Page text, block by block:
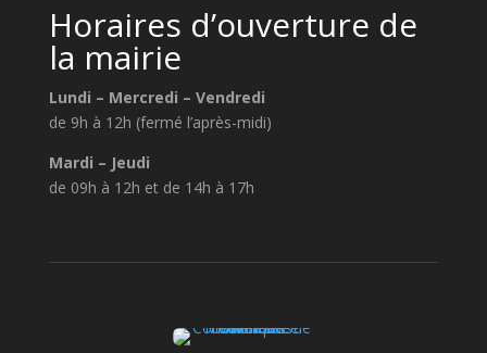
Horaires d’ouverture de
la mairie
Lundi – Mercredi – Vendredi
de 9h à 12h (fermé l’après-midi)
Mardi – Jeudi
de 09h à 12h et de 14h à 17h